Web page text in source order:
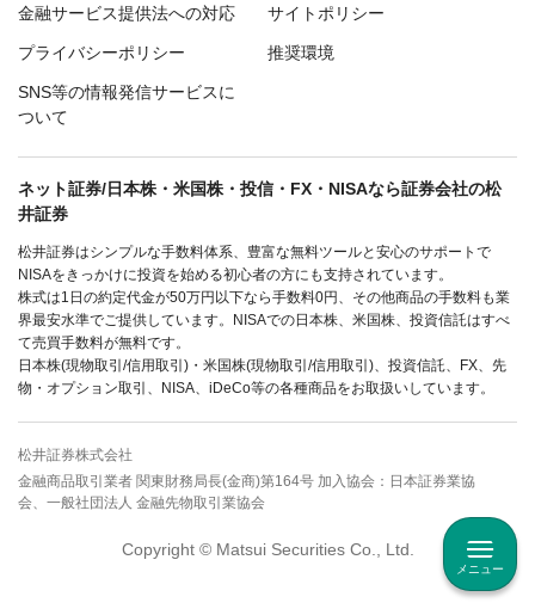
メニュー
金融サービス提供法への対応 サイトポリシー
プライバシーポリシー 推奨環境
SNS等の情報発信サービスに
ついて
ネット証券/日本株・米国株・投信・FX・NISAなら証券会社の松
井証券
松井証券はシンプルな手数料体系、豊富な無料ツールと安心のサポートで
NISAをきっかけに投資を始める初心者の方にも支持されています。
株式は1日の約定代金が50万円以下なら手数料0円、その他商品の手数料も業
界最安水準でご提供しています。NISAでの日本株、米国株、投資信託はすべ
て売買手数料が無料です。
日本株(現物取引/信用取引)・米国株(現物取引/信用取引)、投資信託、FX、先
物・オプション取引、NISA、iDeCo等の各種商品をお取扱いしています。
松井証券株式会社
金融商品取引業者 関東財務局長(金商)第164号 加入協会：日本証券業協
会、一般社団法人 金融先物取引業協会
Copyright © Matsui Securities Co., Ltd.